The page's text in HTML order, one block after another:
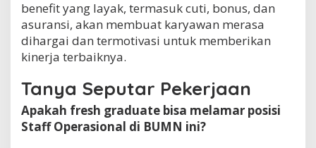
benefit yang layak, termasuk cuti, bonus, dan
asuransi, akan membuat karyawan merasa
dihargai dan termotivasi untuk memberikan
kinerja terbaiknya.
Tanya Seputar Pekerjaan
Apakah fresh graduate bisa melamar posisi
Staff Operasional di BUMN ini?